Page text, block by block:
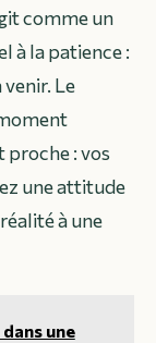
comme un
à la patience :
Le
: vos
une attitude
à une
une